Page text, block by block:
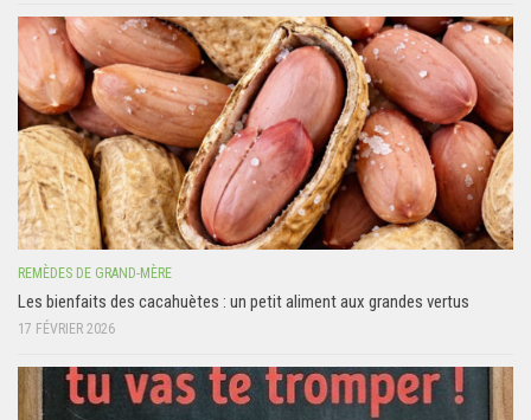
REMÈDES DE GRAND-MÈRE
Les bienfaits des cacahuètes : un petit aliment aux grandes vertus
17 FÉVRIER 2026